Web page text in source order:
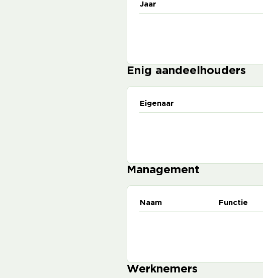
Jaar
Enig aandeelhouders
Eigenaar
Management
Naam Functie
Werknemers